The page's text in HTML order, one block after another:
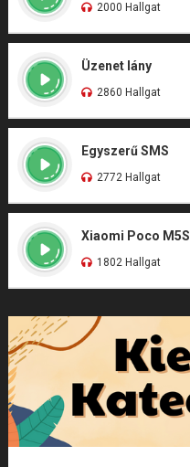
2000 Hallgat
Üzenet lány
2860 Hallgat
Egyszerű SMS
2772 Hallgat
Xiaomi Poco M5S
1802 Hallgat